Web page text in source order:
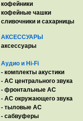
кофейники
кофейные чашки
сливочники и сахарницы
АКСЕССУАРЫ
аксессуары
Аудио и Hi-Fi
- комплекты акустики
- AC центрального звука
- фронтальные АС
- АС окружающего звука
- тыловые АС
- сабвуферы